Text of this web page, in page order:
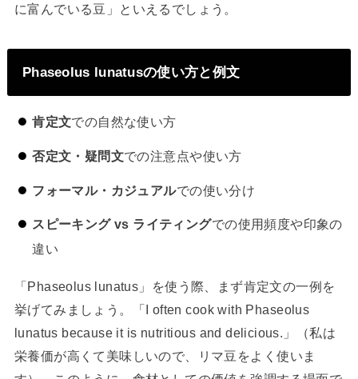
に富んでいる豆」といえるでしょう。
Phaseolus lunatusの使い方と例文
肯定文での自然な使い方
否定文・疑問文での注意点や使い方
フォーマル・カジュアルでの使い分け
スピーキング vs ライティングでの使用頻度や印象の
違い
「Phaseolus lunatus」を使う際、まず肯定文の一例を
挙げてみましょう。「I often cook with Phaseolus
lunatus because it is nutritious and delicious.」（私は
栄養価が高くて美味しいので、リマ豆をよく使いま